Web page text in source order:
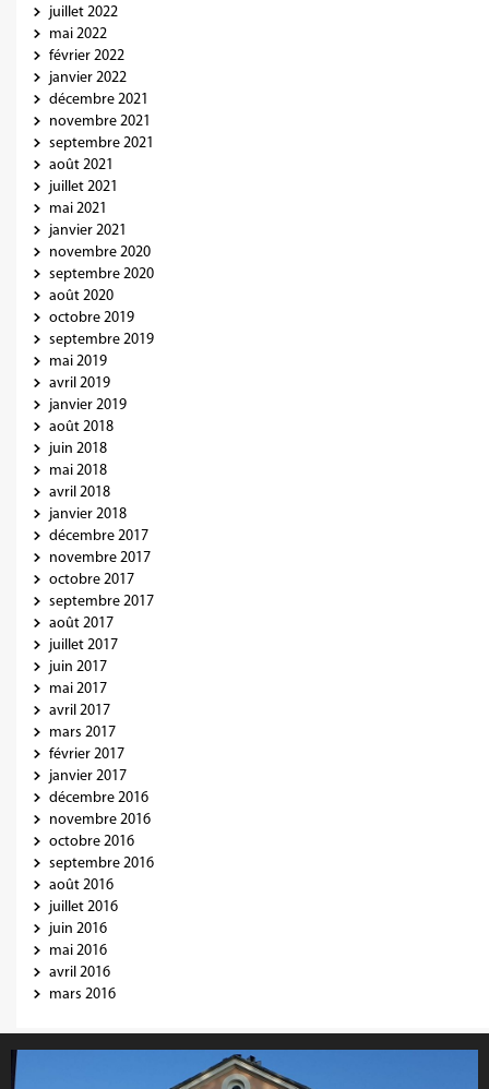
juillet 2022
mai 2022
février 2022
janvier 2022
décembre 2021
novembre 2021
septembre 2021
août 2021
juillet 2021
mai 2021
janvier 2021
novembre 2020
septembre 2020
août 2020
octobre 2019
septembre 2019
mai 2019
avril 2019
janvier 2019
août 2018
juin 2018
mai 2018
avril 2018
janvier 2018
décembre 2017
novembre 2017
octobre 2017
septembre 2017
août 2017
juillet 2017
juin 2017
mai 2017
avril 2017
mars 2017
février 2017
janvier 2017
décembre 2016
novembre 2016
octobre 2016
septembre 2016
août 2016
juillet 2016
juin 2016
mai 2016
avril 2016
mars 2016